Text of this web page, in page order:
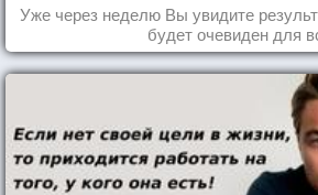
Уже через неделю Вы увидите
будет очевиден для